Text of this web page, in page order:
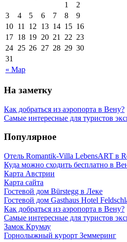
« Мар
1
2
3
4 5 6 7 8
9
10 11 12 13 14 15 16
17 18 19 20 21 22 23
24 25 26 27 28 29 30
31
На заметку
Как добраться из аэропорта в Вену?
Самые интересные для туристов
Популярное
Отель Romantik-Villa LebensART в
Куда можно сходить бесплатно в
Карта Австрии
Карта сайта
Гостевой дом Bürstegg в Леке
Гостевой дом Gasthaus Hotel
Как добраться из аэропорта в Вену?
Самые интересные для туристов
Замок Крумау
Горнолыжный курорт Земмеринг